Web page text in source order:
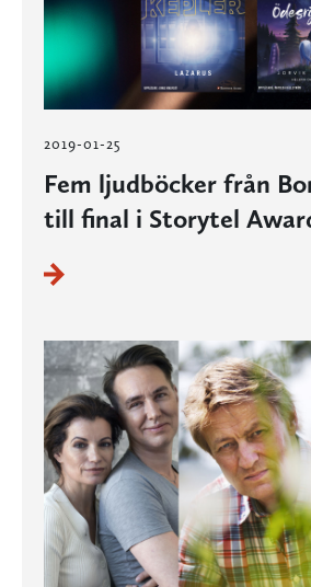
2019-01-25
Fem ljudböcker från
till final i Storytel